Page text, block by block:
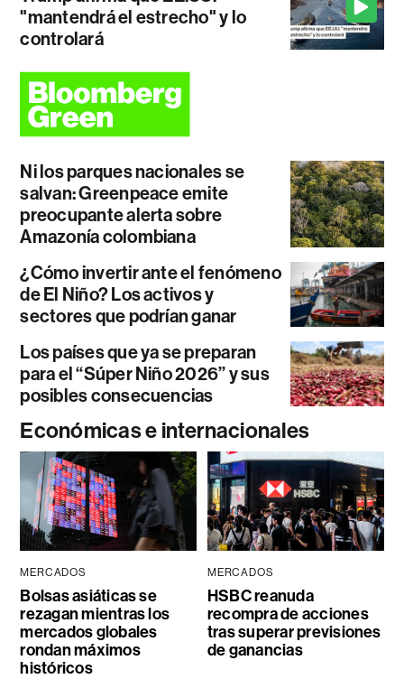
"mantendrá el estrecho" y lo
controlará
Ni los parques nacionales se
salvan: Greenpeace emite
preocupante alerta sobre
Amazonía colombiana
¿Cómo invertir ante el fenómeno
de El Niño? Los activos y
sectores que podrían ganar
Los países que ya se preparan
para el “Súper Niño 2026” y sus
posibles consecuencias
Económicas e internacionales
MERCADOS
Bolsas asiáticas se
rezagan mientras los
mercados globales
rondan máximos
históricos
MERCADOS
HSBC reanuda
recompra de acciones
tras superar previsiones
de ganancias